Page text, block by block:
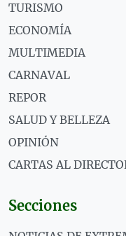
TURISMO
ECONOMÍA
MULTIMEDIA
CARNAVAL
REPOR
SALUD Y BELLEZA
OPINIÓN
CARTAS AL
Secciones